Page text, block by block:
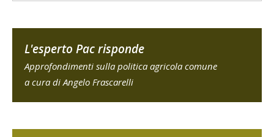
L'esperto Pac risponde
Approfondimenti sulla politica agricola comune
a cura di Angelo Frascarelli